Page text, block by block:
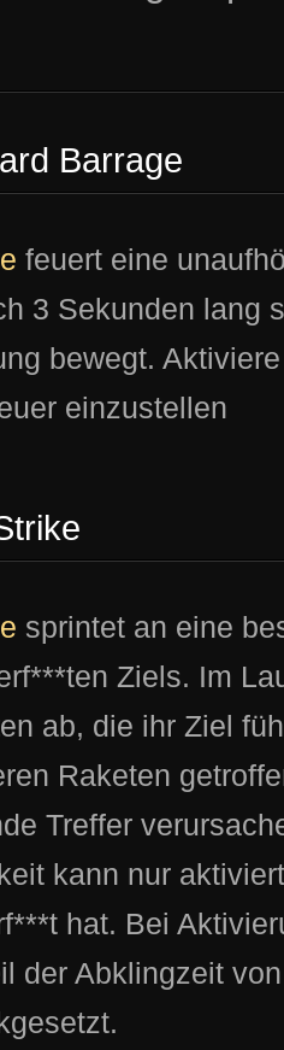
Barrage
feuert eine
3 Sekunden lang
bewegt.
einzustellen
sprintet an eine
Ziels. Im
ab, die ihr Ziel
Raketen
Treffer
kann nur
hat. Bei
der Abklingzeit